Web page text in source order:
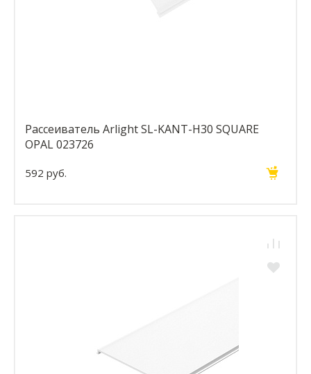
Рассеиватель Arlight SL-KANT-H30 SQUARE
OPAL 023726
592 руб.